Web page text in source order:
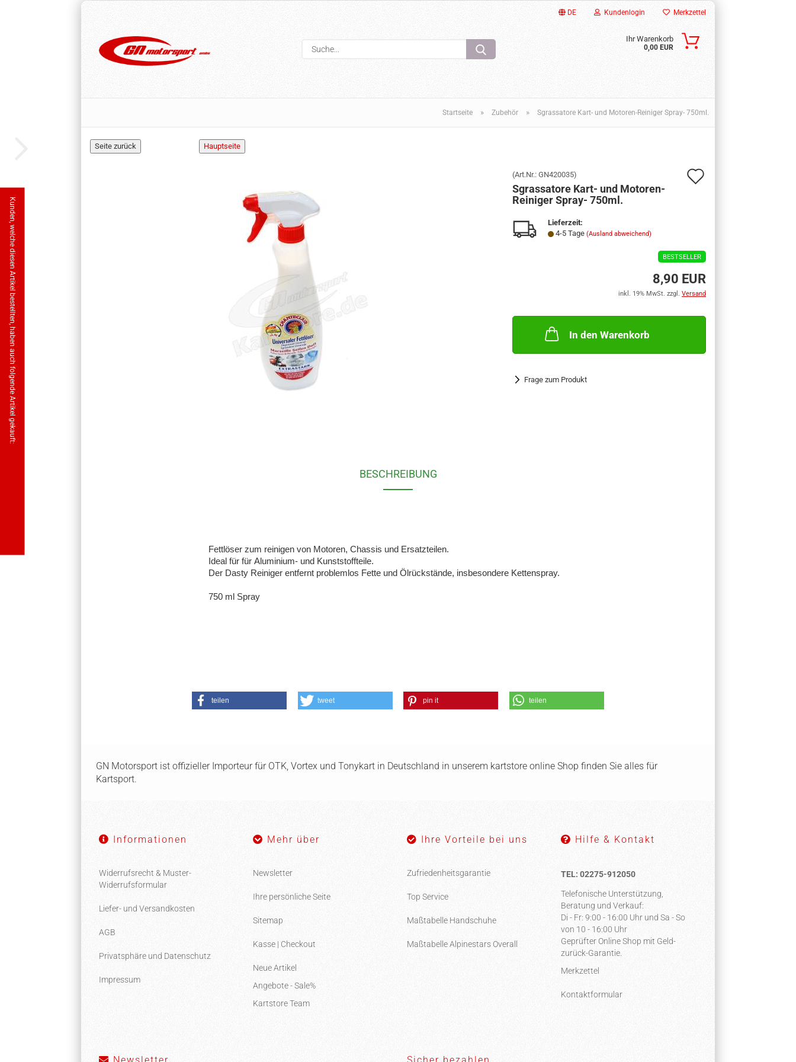
DE
Sprache auswählen
Kundenlogin
Passwort
Konto erstellen
Passwort vergessen?
Merkzettel
Suche...
Ihr Warenkorb
0,00 EUR
Startseite » Zubehör » Sgrassatore Kart- und Motoren-Reiniger Spray- 750ml.
(Art.Nr.:GN420035)
Sgrassatore Kart- und Motoren-
Reiniger Spray- 750ml.
Lieferzeit:
4-5 Tage(Ausland abweichend)
BESTSELLER
8,90 EUR
inkl. 19% MwSt. zzgl. Versand
In den Warenkorb
Frage zum Produkt
BESCHREIBUNG
Fettlöser zum reinigen von Motoren, Chassis und Ersatzteilen.
Ideal für für Aluminium- und Kunststoffteile.
Der Dasty Reiniger entfernt problemlos Fette und Ölrückstände, insbesondere Kettenspray.
750 ml Spray
teilen tweet pin it teilen
Kunden, welche diesen Artikel bestellten, haben auch folgende Artikel gekauft:
Race-Tape Gewebe Klebeband
schwarz.
15,50 EUR
GN Motorsport ist offizieller Importeur für OTK, Vortex und Tonykart in Deutschland in unserem kartstore online Shop finden Sie alles für
Kartsport.
Informationen
Widerrufsrecht & Muster-
Widerrufsformular
Liefer- und Versandkosten
AGB
Privatsphäre und Datenschutz
Impressum
Mehr über
Newsletter
Ihre persönliche Seite
Sitemap
Kasse | Checkout
Neue Artikel
Angebote - Sale%
Kartstore Team
Ihre Vorteile bei uns
Zufriedenheitsgarantie
Top Service
Maßtabelle Handschuhe
Maßtabelle Alpinestars Overall
Hilfe & Kontakt
TEL: 02275-912050
Telefonische Unterstützung,
Beratung und Verkauf:
Di - Fr: 9:00 - 16:00 Uhr und Sa - So
von 10 - 16:00 Uhr
Geprüfter Online Shop mit Geld-
zurück-Garantie.
Merkzettel
Kontaktformular